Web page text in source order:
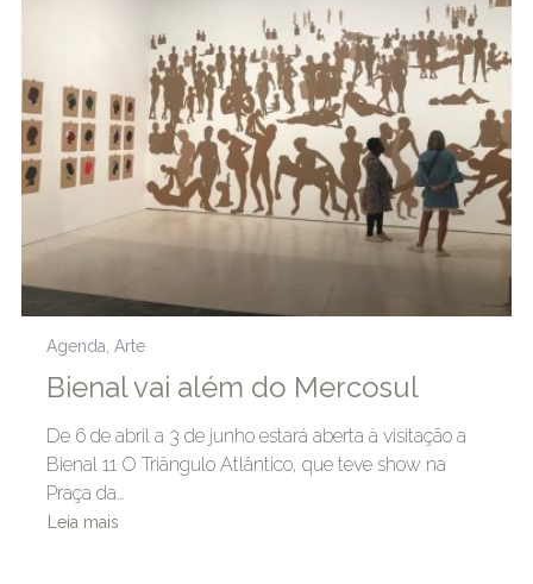
Agenda, Arte
Bienal vai além do Mercosul
De 6 de abril a 3 de junho estará aberta à visitação a
Bienal 11 O Triângulo Atlântico, que teve show na
Praça da…
Leia mais